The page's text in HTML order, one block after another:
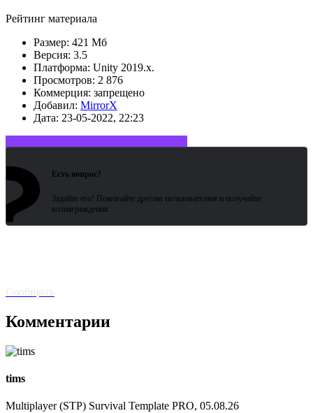
Рейтинг материала
Размер: 421 Мб
Версия: 3.5
Платформа: Unity 2019.x.
Просмотров: 2 876
Коммерция: запрещено
Добавил: MirrorX
Дата: 23-05-2022, 22:23
Есть вопрос?
Задайте его! Помогайте другим пользователям и получайте
вознаграждения.
Сообщить
Комментарии
tims
Multiplayer (STP) Survival Template PRO, 05.08.26